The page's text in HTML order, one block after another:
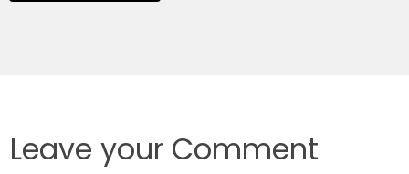
Leave your Comment